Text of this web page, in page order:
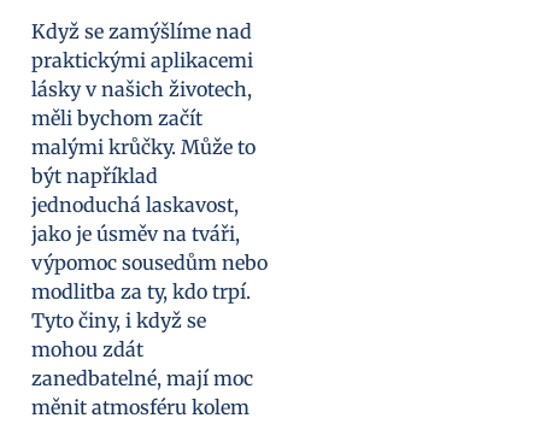
Když se zamýšlíme nad
praktickými aplikacemi
lásky v našich životech,
měli bychom začít
malými krůčky. Může to
být například
jednoduchá laskavost,
jako je úsměv na tváři,
výpomoc sousedům nebo
modlitba za ty, kdo trpí.
Tyto činy, i když se
mohou zdát
zanedbatelné, mají moc
měnit atmosféru kolem